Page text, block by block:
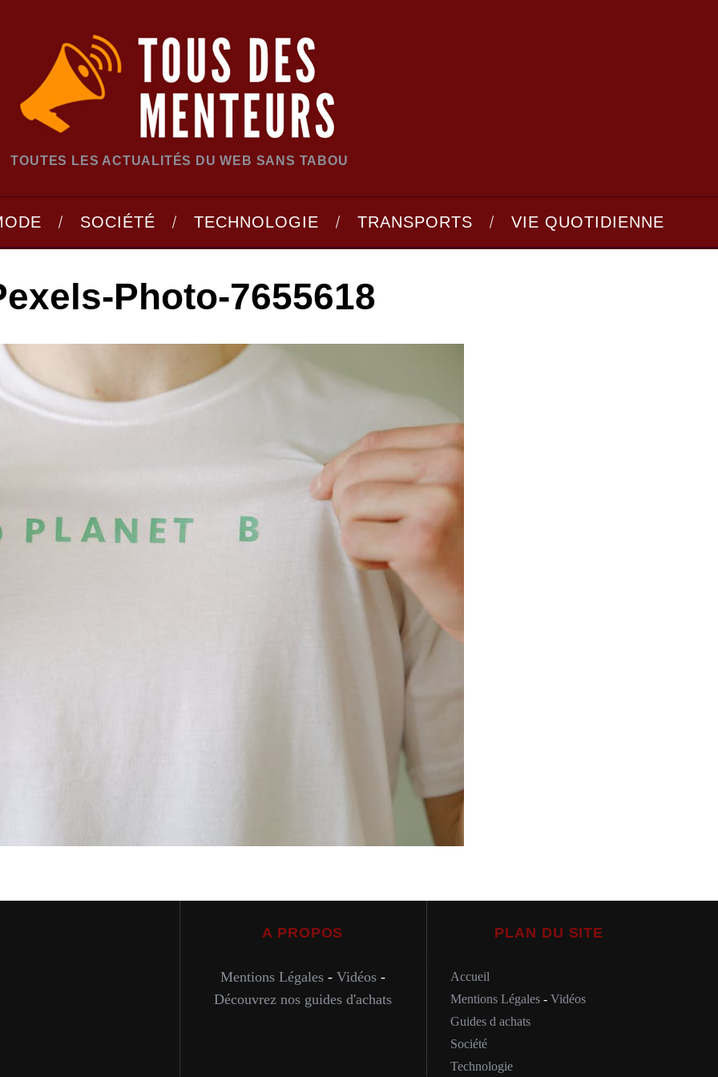
TOUTES LES ACTUALITÉS DU WEB SANS TABOU
SOCIÉTÉ TECHNOLOGIE TRANSPORTS VIE QUOTIDIENNE
Photo-7655618
A PROPOS
Mentions Légales- Vidéos-
Découvrez nos guides d'achats
PLAN DU SITE
Accueil
Mentions Légales- Vidéos
Guides d achats
Société
Technologie